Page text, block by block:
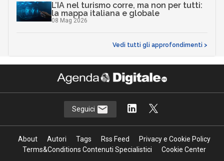
L’IA nel turismo corre, ma non per tutti:
la mappa italiana e globale
08 Mag 2026
Vedi tutti gli approfondimenti >
Seguici
About Autori Tags Rss Feed
Privacy e Cookie Policy
Terms&Conditions Contenuti Specialistici
Cookie Center